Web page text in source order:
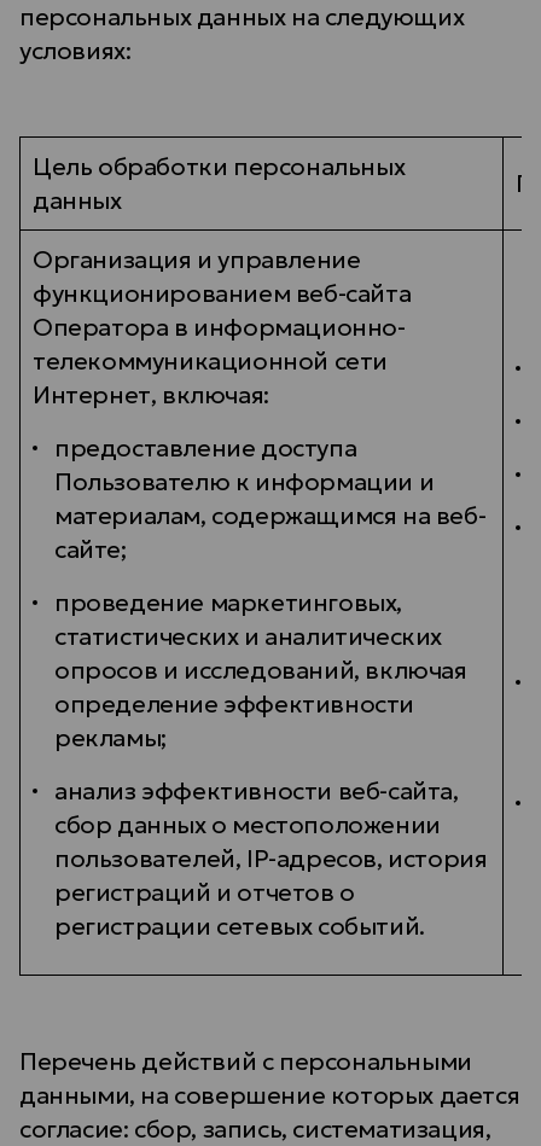
персональных данных на следующих
условиях:
Цель обработки персональных
данных
Организация и управление
функционированием веб-сайта
Оператора в информационно-
телекоммуникационной сети
Интернет, включая:
предоставление доступа
Пользователю к информации и
материалам, содержащимся на веб-
сайте;
проведение маркетинговых,
статистических и аналитических
опросов и исследований, включая
определение эффективности
рекламы;
анализ эффективности веб-сайта,
сбор данных о местоположении
пользователей, IP-адресов, история
регистраций и отчетов о
регистрации сетевых событий.
Перечень действий с персональными
данными, на совершение которых дается
согласие: сбор, запись, систематизация,